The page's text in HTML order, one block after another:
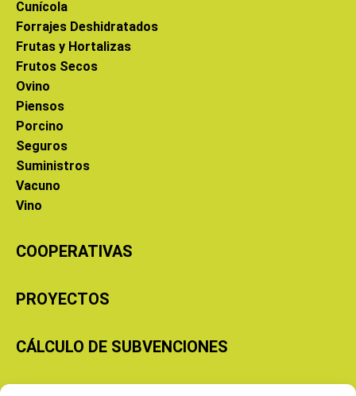
Cunícola
Forrajes Deshidratados
Frutas y Hortalizas
Frutos Secos
Ovino
Piensos
Porcino
Seguros
Suministros
Vacuno
Vino
COOPERATIVAS
PROYECTOS
CÁLCULO DE SUBVENCIONES